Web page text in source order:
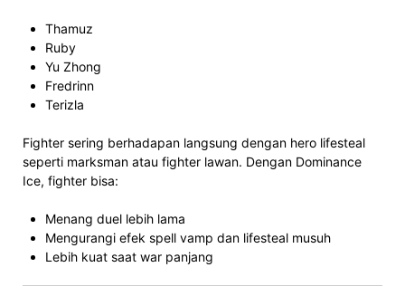
Thamuz
Ruby
Yu Zhong
Fredrinn
Terizla
Fighter sering berhadapan langsung dengan hero lifesteal
seperti marksman atau fighter lawan. Dengan Dominance
Ice, fighter bisa:
Menang duel lebih lama
Mengurangi efek spell vamp dan lifesteal musuh
Lebih kuat saat war panjang